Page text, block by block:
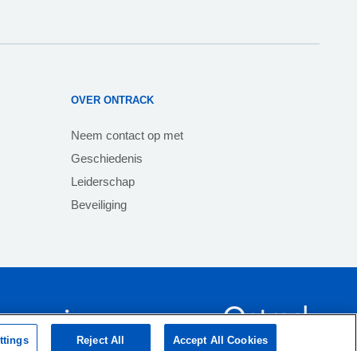
OVER ONTRACK
Neem contact op met
Geschiedenis
Leiderschap
Beveiliging
Reject All Accept All Cookies